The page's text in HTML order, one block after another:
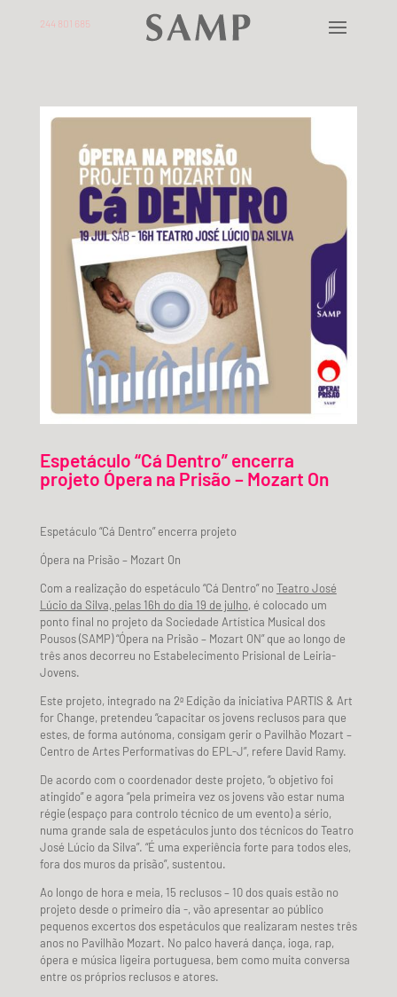
244 801 685
Espetáculo “Cá Dentro” encerra
projeto Ópera na Prisão – Mozart On
Espetáculo “Cá Dentro” encerra projeto
Ópera na Prisão – Mozart On
Com a realização do espetáculo “Cá Dentro” noTeatro José
Lúcio da Silva, pelas 16h do dia 19 de julho, é colocado um
ponto final no projeto da Sociedade Artística Musical dos
Pousos (SAMP) “Ópera na Prisão – Mozart ON” que ao longo de
três anos decorreu no Estabelecimento Prisional de Leiria-
Jovens.
Este projeto, integrado na 2ª Edição da iniciativa PARTIS & Art
for Change, pretendeu “capacitar os jovens reclusos para que
estes, de forma autónoma, consigam gerir o Pavilhão Mozart –
Centro de Artes Performativas do EPL-J”, refere David Ramy.
De acordo com o coordenador deste projeto, “o objetivo foi
atingido” e agora “pela primeira vez os jovens vão estar numa
régie (espaço para controlo técnico de um evento) a sério,
numa grande sala de espetáculos junto dos técnicos do Teatro
José Lúcio da Silva”. “É uma experiência forte para todos eles,
fora dos muros da prisão”, sustentou.
Ao longo de hora e meia, 15 reclusos – 10 dos quais estão no
projeto desde o primeiro dia -, vão apresentar ao público
pequenos excertos dos espetáculos que realizaram nestes três
anos no Pavilhão Mozart. No palco haverá dança, ioga, rap,
ópera e música ligeira portuguesa, bem como muita conversa
entre os próprios reclusos e atores.